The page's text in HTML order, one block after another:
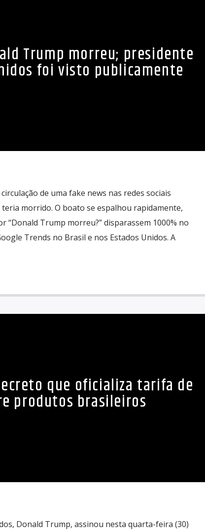
Trump morreu; presidente
foi visto publicamente
de uma fake news nas redes sociais
morrido. O boato se espalhou rapidamente,
“Donald Trump morreu?” disparassem 1000% no
Trends no Brasil e nos Estados Unidos. A
que oficializa tarifa de
produtos brasileiros
Donald Trump, assinou nesta quarta-feira (30)